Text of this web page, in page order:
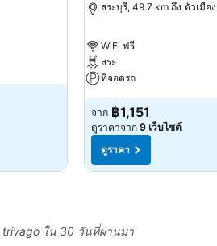
สระบุรี, 49.7 km ถึง ตัวเมือง
WiFi ฟรี
สระ
ที่จอดรถ
จาก ฿1,151
ดูราคาจาก 9 เว็บไซต์
ดูราคา
trivago ใน 30 วันที่ผ่านมา